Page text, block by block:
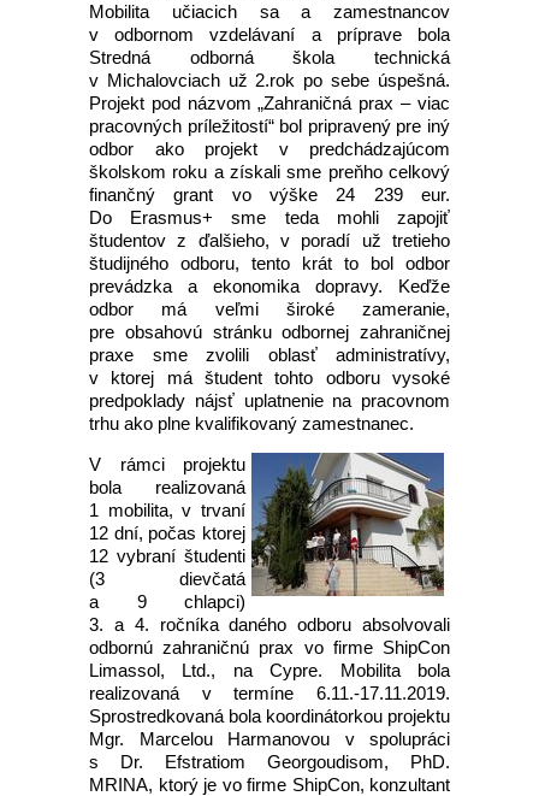
Mobilita učiacich sa a zamestnancov
v odbornom vzdelávaní a príprave bola
Stredná odborná škola technická
v Michalovciach už 2.rok po sebe úspešná.
Projekt pod názvom „Zahraničná prax – viac
pracovných príležitostí“ bol pripravený pre iný
odbor ako projekt v predchádzajúcom
školskom roku a získali sme preňho celkový
finančný grant vo výške 24 239 eur.
Do Erasmus+ sme teda mohli zapojiť
študentov z ďalšieho, v poradí už tretieho
študijného odboru, tento krát to bol odbor
prevádzka a ekonomika dopravy. Keďže
odbor má veľmi široké zameranie,
pre obsahovú stránku odbornej zahraničnej
praxe sme zvolili oblasť administratívy,
v ktorej má študent tohto odboru vysoké
predpoklady nájsť uplatnenie na pracovnom
trhu ako plne kvalifikovaný zamestnanec.
V rámci projektu
bola realizovaná
1 mobilita, v trvaní
12 dní, počas ktorej
12 vybraní študenti
(3 dievčatá
a 9 chlapci)
3. a 4. ročníka daného odboru absolvovali
odbornú zahraničnú prax vo firme ShipCon
Limassol, Ltd., na Cypre. Mobilita bola
realizovaná v termíne 6.11.-17.11.2019.
Sprostredkovaná bola koordinátorkou projektu
Mgr. Marcelou Harmanovou v spolupráci
s Dr. Efstratiom Georgoudisom, PhD.
MRINA, ktorý je vo firme ShipCon, konzultant